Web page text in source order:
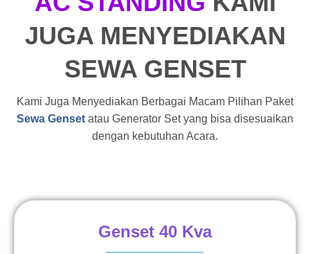
JUGA MENYEDIAKAN
SEWA GENSET
Kami Juga Menyediakan Berbagai Macam Pilihan Paket
Sewa Genset atau Generator Set yang bisa disesuaikan
dengan kebutuhan Acara.
Genset 40 Kva